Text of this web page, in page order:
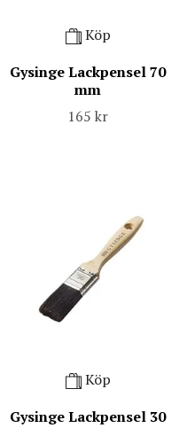
Köp
Gysinge Lackpensel 70
mm
165 kr
Köp
Gysinge Lackpensel 30